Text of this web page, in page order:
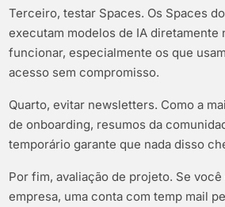
Terceiro, testar Spaces. Os Spaces
executam modelos de IA diretamente
funcionar, especialmente os que
acesso sem compromisso.
Quarto, evitar newsletters. Como a
de onboarding, resumos da
temporário garante que nada disso
Por fim, avaliação de projeto. Se
empresa, uma conta com temp mail